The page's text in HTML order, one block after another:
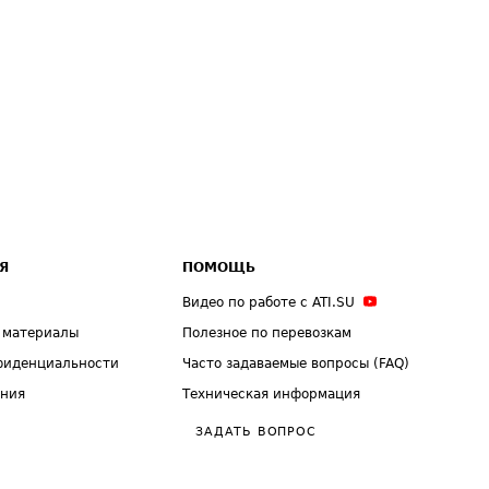
ПОМОЩЬ
Видео по работе с ATI.SU
Полезное по перевозкам
Часто задаваемые вопросы (FAQ)
Техническая информация
ЗАДАТЬ ВОПРОС